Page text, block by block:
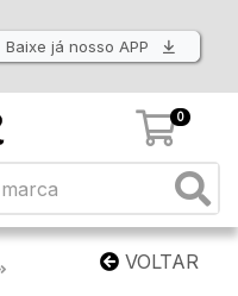
Baixe já nosso APP
0
VOLTAR